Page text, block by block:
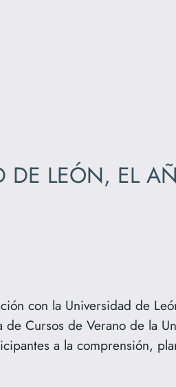
DE LEÓN, EL
con la Universidad de
Cursos de Verano de la
a la comprensión,